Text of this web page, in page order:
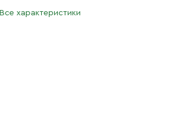
Все характеристики